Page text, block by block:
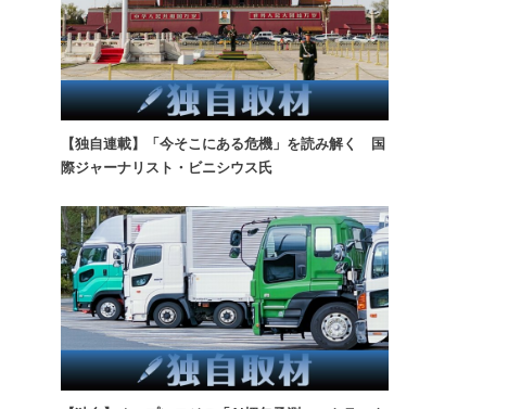
【独自連載】「今そこにある危機」を読み解く 国
際ジャーナリスト・ビニシウス氏